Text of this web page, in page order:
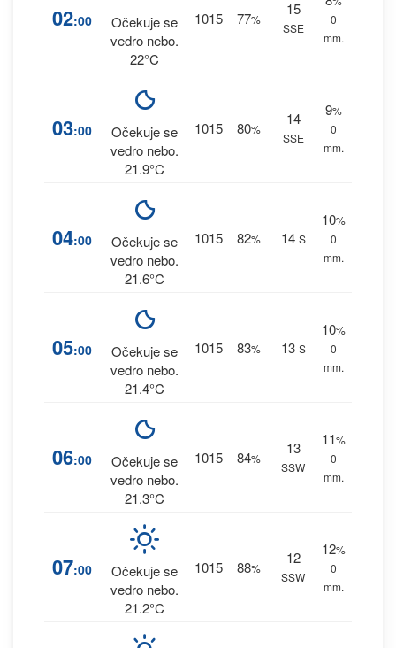
02:00
Očekuje se
vedro nebo.
22°C
1015 77%
15
SSE
0
mm.
03:00
Očekuje se
vedro nebo.
21.9°C
1015 80%
14
SSE
9%
0
mm.
04:00
Očekuje se
vedro nebo.
21.6°C
1015 82% 14 S
10%
0
mm.
05:00
Očekuje se
vedro nebo.
21.4°C
1015 83% 13 S
10%
0
mm.
06:00
Očekuje se
vedro nebo.
21.3°C
1015 84%
13
SSW
11%
0
mm.
07:00
Očekuje se
vedro nebo.
21.2°C
1015 88%
12
SSW
12%
0
mm.